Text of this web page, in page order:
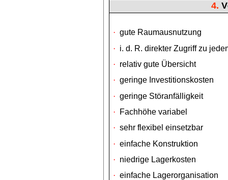
4.
· gute Raumausnutzung
· i. d. R. direkter Zugriff zu
· relativ gute Übersicht
· geringe Investitionskosten
· geringe Störanfälligkeit
·
Fachhöhe variabel
· sehr flexibel einsetzbar
· einfache Konstruktion
· niedrige Lagerkosten
· einfache Lagerorganisation